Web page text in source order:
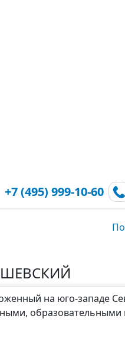
+7 (495) 999-10-60
на юго-западе